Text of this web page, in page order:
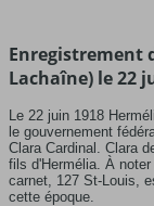
Enregistrement
Lachaîne) le 22
Le 22 juin 1918
le gouvernement
Clara Cardinal. Clara
fils d'Hermélia. À
carnet, 127 St-Louis,
cette époque.